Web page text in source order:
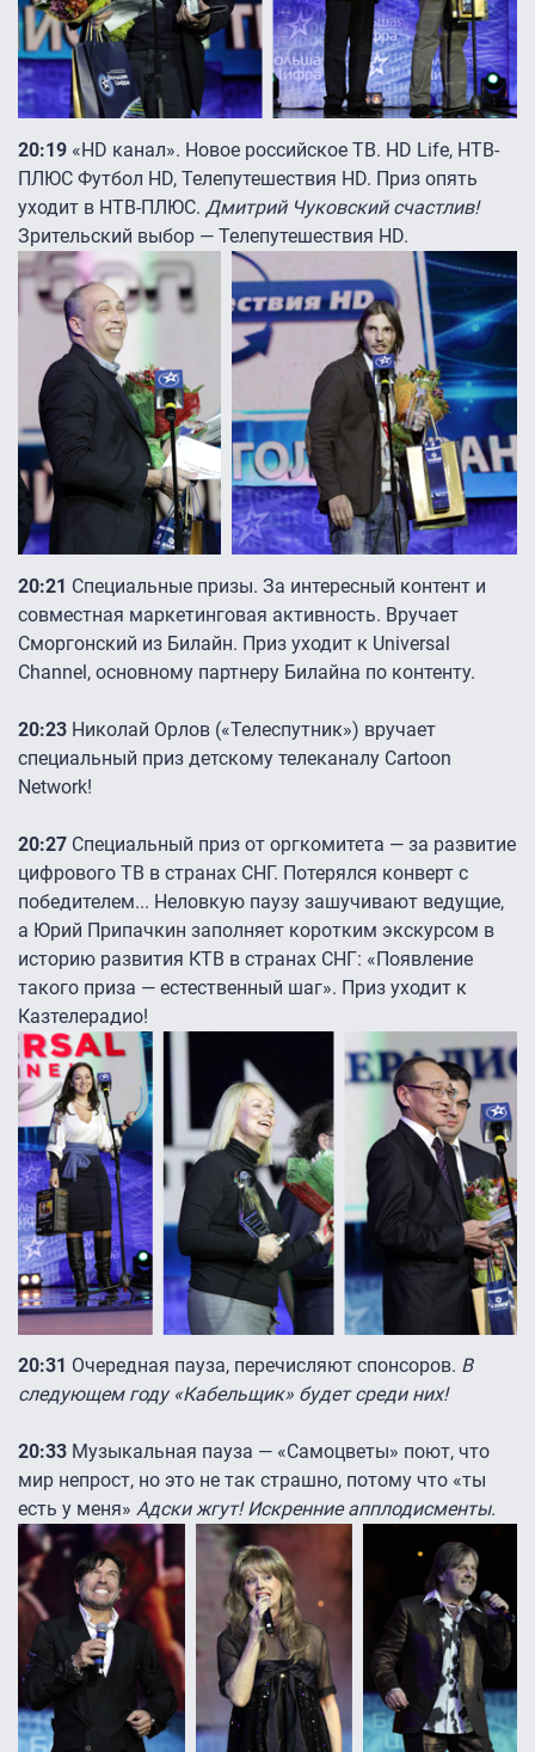
20:19 «HD канал». Новое российское ТВ. HD Life, НТВ-
ПЛЮС Футбол HD, Телепутешествия HD. Приз опять
уходит в НТВ-ПЛЮС. Дмитрий Чуковский счастлив!
Зрительский выбор — Телепутешествия HD.
20:21 Специальные призы. За интересный контент и
совместная маркетинговая активность. Вручает
Сморгонский из Билайн. Приз уходит к Universal
Channel, основному партнеру Билайна по контенту.
20:23 Николай Орлов («Телеспутник») вручает
специальный приз детскому телеканалу Cartoon
Network!
20:27 Специальный приз от оргкомитета — за развитие
цифрового ТВ в странах СНГ. Потерялся конверт с
победителем... Неловкую паузу зашучивают ведущие,
а Юрий Припачкин заполняет коротким экскурсом в
историю развития КТВ в странах СНГ: «Появление
такого приза — естественный шаг». Приз уходит к
Казтелерадио!
20:31 Очередная пауза, перечисляют спонсоров. В
следующем году «Кабельщик» будет среди них!
20:33 Музыкальная пауза — «Самоцветы» поют, что
мир непрост, но это не так страшно, потому что «ты
есть у меня» Адски жгут! Искренние апплодисменты.